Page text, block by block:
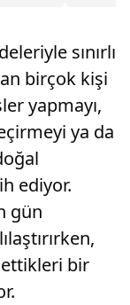
sınırlı
birçok kişi
yapmayı,
ya da
ediyor.
gün
bir